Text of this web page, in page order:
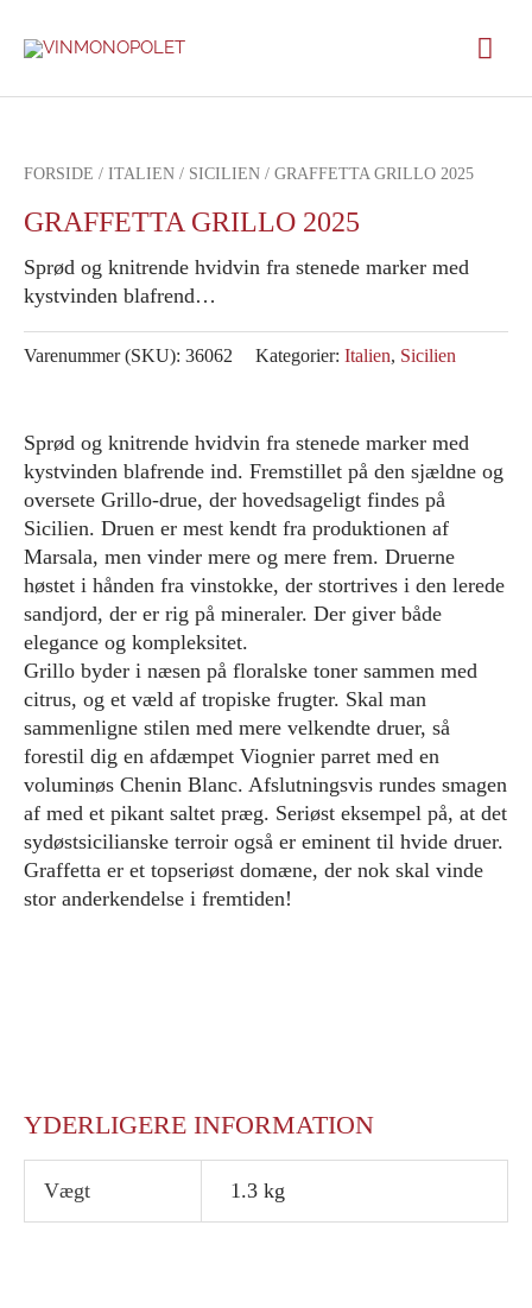
FORSIDE / ITALIEN / SICILIEN / GRAFFETTA GRILLO 2025
GRAFFETTA GRILLO 2025
Sprød og knitrende hvidvin fra stenede marker med
kystvinden blafrend…
Varenummer (SKU): 36062 Kategorier: Italien, Sicilien
Sprød og knitrende hvidvin fra stenede marker med
kystvinden blafrende ind. Fremstillet på den sjældne og
oversete Grillo-drue, der hovedsageligt findes på
Sicilien. Druen er mest kendt fra produktionen af
Marsala, men vinder mere og mere frem. Druerne
høstet i hånden fra vinstokke, der stortrives i den lerede
sandjord, der er rig på mineraler. Der giver både
elegance og kompleksitet.
Grillo byder i næsen på floralske toner sammen med
citrus, og et væld af tropiske frugter. Skal man
sammenligne stilen med mere velkendte druer, så
forestil dig en afdæmpet Viognier parret med en
voluminøs Chenin Blanc. Afslutningsvis rundes smagen
af med et pikant saltet præg. Seriøst eksempel på, at det
sydøstsicilianske terroir også er eminent til hvide druer.
Graffetta er et topseriøst domæne, der nok skal vinde
stor anderkendelse i fremtiden!
YDERLIGERE INFORMATION
Vægt 1.3 kg